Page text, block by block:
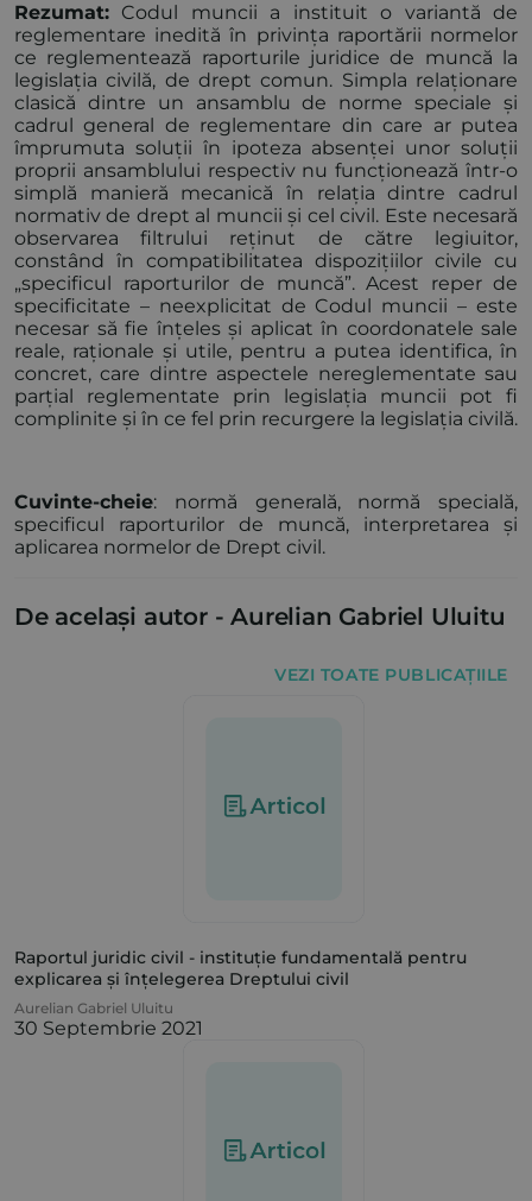
Rezumat: Codul muncii a instituit o variantă de
reglementare inedită în privința raportării normelor
ce reglementează raporturile juridice de muncă la
legislația civilă, de drept comun. Simpla relaționare
clasică dintre un ansamblu de norme speciale și
cadrul general de reglementare din care ar putea
împrumuta soluții în ipoteza absenței unor soluții
proprii ansamblului respectiv nu funcționează într-o
simplă manieră mecanică în relația dintre cadrul
normativ de drept al muncii și cel civil. Este necesară
observarea filtrului reținut de către legiuitor,
constând în compatibilitatea dispozițiilor civile cu
„specificul raporturilor de muncă”. Acest reper de
specificitate – neexplicitat de Codul muncii – este
necesar să fie înțeles și aplicat în coordonatele sale
reale, raționale și utile, pentru a putea identifica, în
concret, care dintre aspectele nereglementate sau
parțial reglementate prin legislația muncii pot fi
complinite și în ce fel prin recurgere la legislația civilă.
Cuvinte-cheie: normă generală, normă specială,
specificul raporturilor de muncă, interpretarea și
aplicarea normelor de Drept civil.
De același autor - Aurelian Gabriel Uluitu
VEZI TOATE PUBLICAȚIILE
Raportul juridic civil - instituție fundamentală pentru
explicarea și înțelegerea Dreptului civil
Aurelian Gabriel Uluitu
30 Septembrie 2021